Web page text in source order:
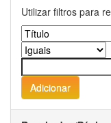
Utilizar filtros para